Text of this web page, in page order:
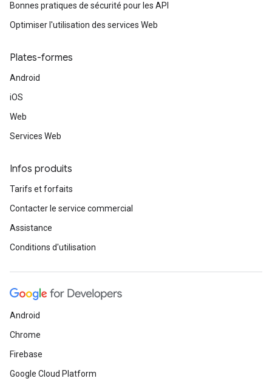
Bonnes pratiques de sécurité pour les API
Optimiser l'utilisation des services Web
Plates-formes
Android
iOS
Web
Services Web
Infos produits
Tarifs et forfaits
Contacter le service commercial
Assistance
Conditions d'utilisation
Android
Chrome
Firebase
Google Cloud Platform